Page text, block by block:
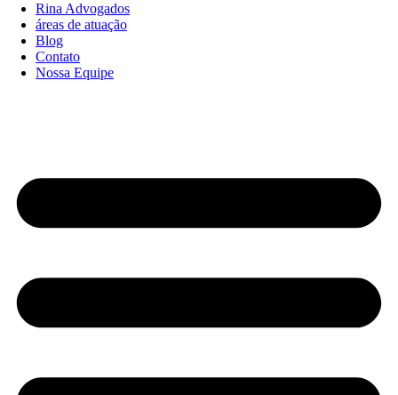
Rina Advogados
áreas de atuação
Blog
Contato
Nossa Equipe